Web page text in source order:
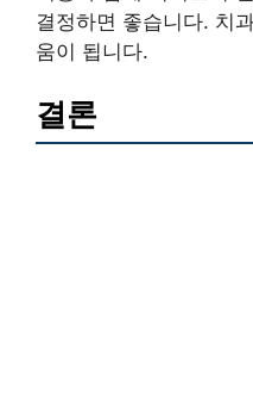
결정하면 좋습니다. 치
움이 됩니다.
결론